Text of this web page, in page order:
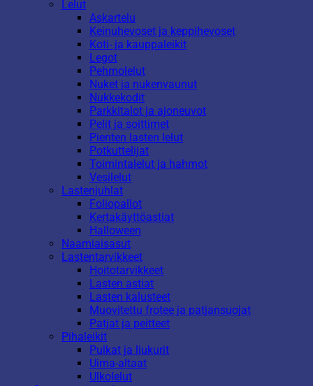
Lelut
Askartelu
Keinuhevoset ja keppihevoset
Koti- ja kauppaleikit
Legot
Pehmolelut
Nuket ja nukenvaunut
Nukkekodit
Parkkitalot ja ajoneuvot
Pelit ja soittimet
Pienten lasten lelut
Potkuttelijat
Toimintalelut ja hahmot
Vesilelut
Lastenjuhlat
Foliopallot
Kertakäyttöastiat
Halloween
Naamiaisasut
Lastentarvikkeet
Hoitotarvikkeet
Lasten astiat
Lasten kalusteet
Muovitettu frotee ja patjansuojat
Patjat ja peitteet
Pihaleikit
Pulkat ja liukurit
Uima-altaat
Ulkolelut